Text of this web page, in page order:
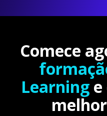
Comece
Learning